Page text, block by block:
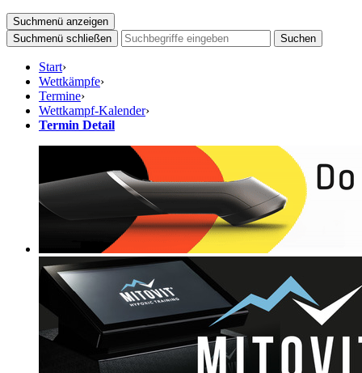
Suchmenü anzeigen
Suchmenü schließen
Suchen
Start›
Wettkämpfe›
Termine›
Wettkampf-Kalender›
Termin Detail